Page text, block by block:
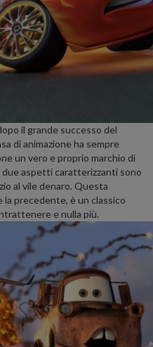
il grande successo del
di animazione ha sempre
un vero e proprio marchio di
aspetti caratterizzanti sono
al vile denaro. Questa
precedente, è un classico
e nulla più.